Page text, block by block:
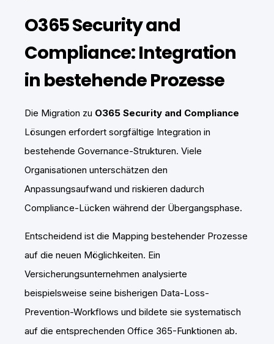
O365 Security and
Compliance: Integration
in bestehende Prozesse
Die Migration zu O365 Security and Compliance
Lösungen erfordert sorgfältige Integration in
bestehende Governance-Strukturen. Viele
Organisationen unterschätzen den
Anpassungsaufwand und riskieren dadurch
Compliance-Lücken während der Übergangsphase.
Entscheidend ist die Mapping bestehender Prozesse
auf die neuen Möglichkeiten. Ein
Versicherungsunternehmen analysierte
beispielsweise seine bisherigen Data-Loss-
Prevention-Workflows und bildete sie systematisch
auf die entsprechenden Office 365-Funktionen ab.